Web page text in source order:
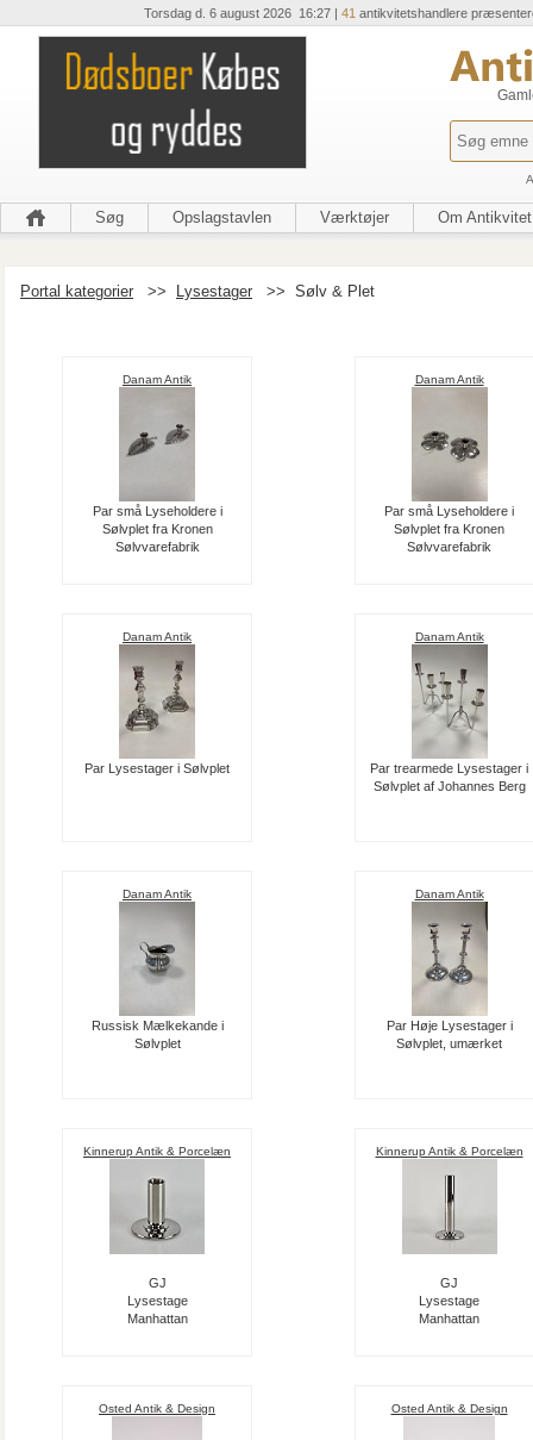
Torsdag d. 6 august 2026 16:27 | 41 antikvitetshandlere
Søg Opslagstavlen Værktøjer Om
Portal kategorier >> Lysestager >> Sølv & Plet
Danam Antik
Par små Lyseholdere i
Sølvplet fra Kronen
Sølvvarefabrik
Danam Antik
Par små Lyseholdere i
Sølvplet fra Kronen
Sølvvarefabrik
Danam Antik
Par Lysestager i Sølvplet
Danam Antik
Par trearmede Lysestager i
Sølvplet af Johannes Berg
Danam Antik
Russisk Mælkekande i
Sølvplet
Danam Antik
Par Høje Lysestager i
Sølvplet, umærket
Kinnerup Antik & Porcelæn
GJ
Lysestage
Manhattan
Kinnerup Antik & Porcelæn
GJ
Lysestage
Manhattan
Osted Antik & Design Osted Antik & Design